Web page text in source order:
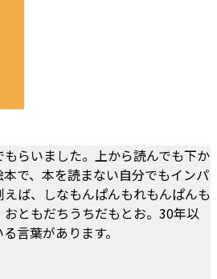
らいました。上から読んでも下か
で、本を読まない自分でもインパ
ば、しなもんぱんもれもんぱんも
ともだちうちだもとお。30年以
言葉があります。